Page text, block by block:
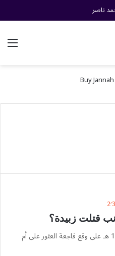
ناصر
قتلت زبيدة؟
اهتزت القرارة مطلع شهر رمضان 1444 هـ على وقع فاجعة العثور على أم